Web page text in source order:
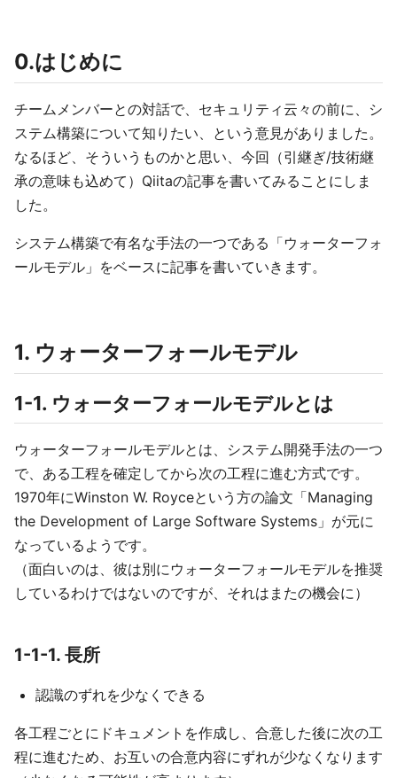
0.はじめに
チームメンバーとの対話で、セキュリティ云々の前に、シ
ステム構築について知りたい、という意見がありました。
なるほど、そういうものかと思い、今回（引継ぎ/技術継
承の意味も込めて）Qiitaの記事を書いてみることにしま
した。
システム構築で有名な手法の一つである「ウォーターフォ
ールモデル」をベースに記事を書いていきます。
1. ウォーターフォールモデル
1-1. ウォーターフォールモデルとは
ウォーターフォールモデルとは、システム開発手法の一つ
で、ある工程を確定してから次の工程に進む方式です。
1970年にWinston W. Royceという方の論文「Managing
the Development of Large Software Systems」が元に
なっているようです。
（面白いのは、彼は別にウォーターフォールモデルを推奨
しているわけではないのですが、それはまたの機会に）
1-1-1. 長所
認識のずれを少なくできる
各工程ごとにドキュメントを作成し、合意した後に次の工
程に進むため、お互いの合意内容にずれが少なくなります